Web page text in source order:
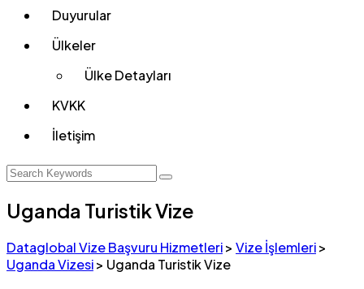
Duyurular
Ülkeler
Ülke Detayları
KVKK
İletişim
Uganda Turistik Vize
Dataglobal Vize Başvuru Hizmetleri> Vize İşlemleri>
Uganda Vizesi> Uganda Turistik Vize